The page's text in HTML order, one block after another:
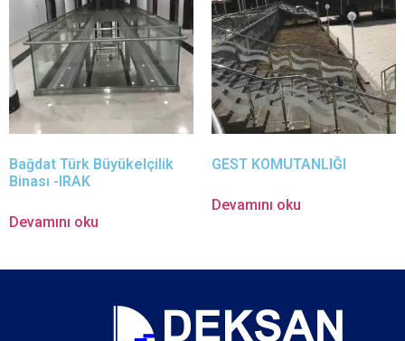
Bağdat Türk Büyükelçilik
Binası -IRAK
Devamını oku
GEST KOMUTANLIĞI
Devamını oku